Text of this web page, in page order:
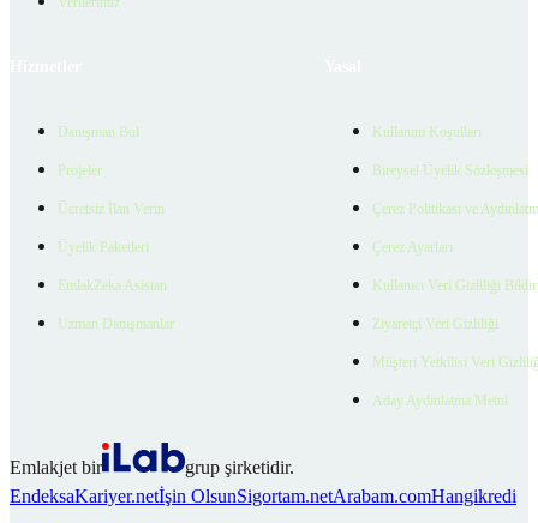
Danışman Bul
Projeler
Ücretsiz İlan Verin
Üyelik Paketleri
EmlakZeka Asistan
Uzman Danışmanlar
Kullanım Koşulları
Bireysel Üyelik Sözleşmesi
Çerez Politikası ve
Çerez Ayarları
Kullanıcı Veri Gizliliği
Ziyaretçi Veri Gizliliği
Müşteri Yetkilisi Veri
Aday Aydınlatma Metni
Emlakjet bir
grup şirketidir.
EndeksaKariyer.netİşin OlsunSigortam.netArabam.comHangikredi